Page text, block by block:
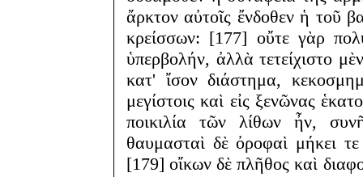
ἄρκτον αὐτοῖς ἔνδοθεν ἡ τοῦ
κρείσσων: [177] οὔτε γὰρ
ὑπερβολήν, ἀλλὰ τετείχιστο
κατ' ἴσον διάστημα,
μεγίστοις καὶ εἰς ξενῶνας
ποικιλία τῶν λίθων ἦν,
θαυμασταὶ δὲ ὀροφαὶ μήκει
[179] οἴκων δὲ πλῆθος καὶ